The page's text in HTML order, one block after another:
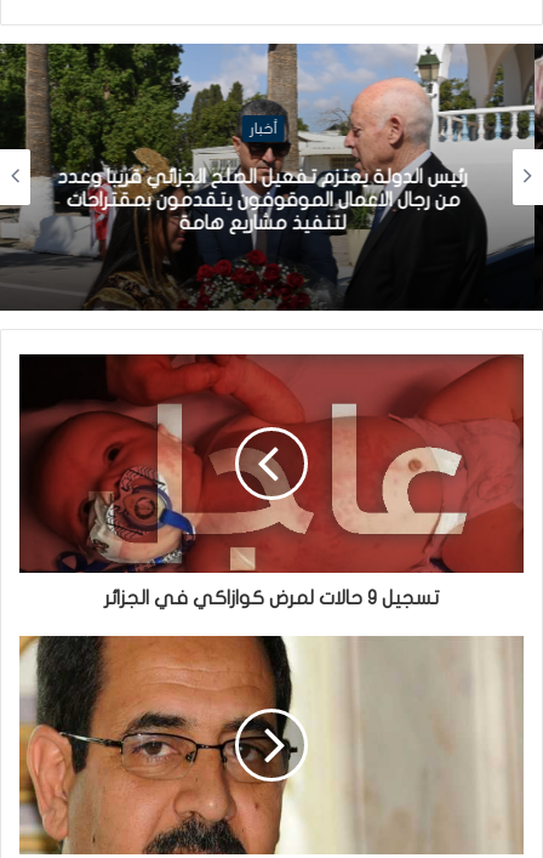
أخبار
رئيس الدولة يعتزم تفعيل الصلح الجزائي قريبا وعدد
من رجال الاعمال الموقوفون يتقدمون بمقتراحات
لتنفيذ مشاريع هامة
تسجيل 9 حالات لمرض كوازاكي في الجزائر